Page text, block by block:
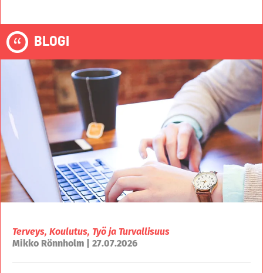
BLOGI
Terveys, Koulutus, Työ ja Turvallisuus
Mikko Rönnholm | 27.07.2026